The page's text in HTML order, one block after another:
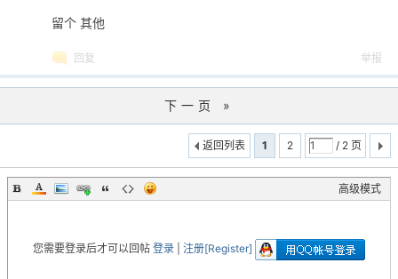
留个 其他
回复 举报
下一页 »
1 2 / 2 页
返回列表
高级模式
您需要登录后才可以回帖 登录 注册[Register]